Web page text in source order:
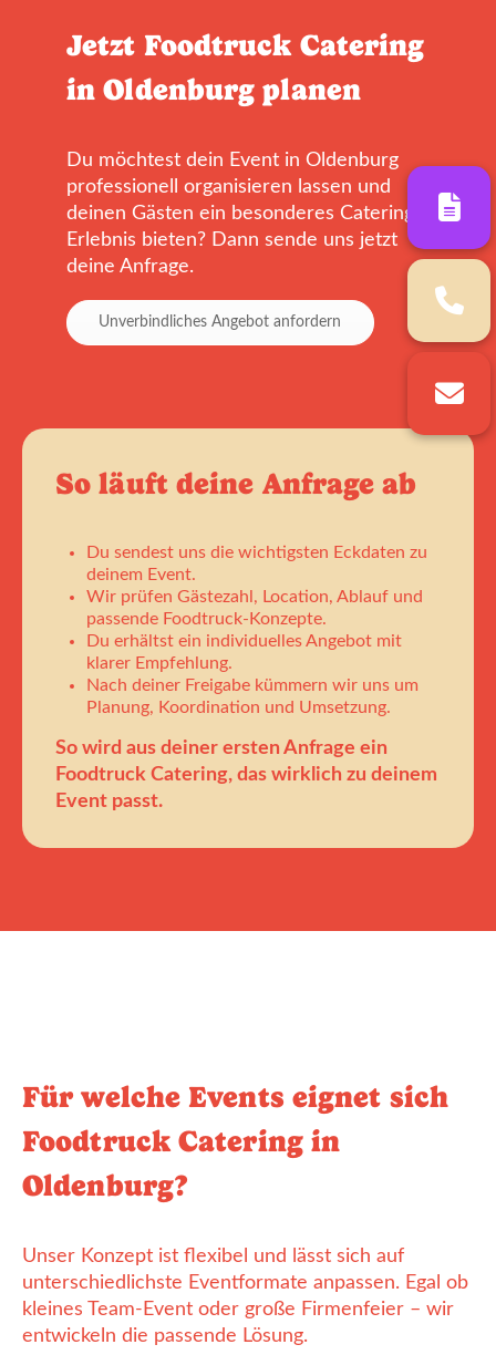
Jetzt Foodtruck Catering
in Oldenburg planen
Du möchtest dein Event in Oldenburg
professionell organisieren lassen und
deinen Gästen ein besonderes Catering-
Erlebnis bieten? Dann sende uns jetzt
deine Anfrage.
Unverbindliches Angebot anfordern
So läuft deine Anfrage ab
Du sendest uns die wichtigsten Eckdaten zu
deinem Event.
Wir prüfen Gästezahl, Location, Ablauf und
passende Foodtruck-Konzepte.
Du erhältst ein individuelles Angebot mit
klarer Empfehlung.
Nach deiner Freigabe kümmern wir uns um
Planung, Koordination und Umsetzung.
So wird aus deiner ersten Anfrage ein
Foodtruck Catering, das wirklich zu deinem
Event passt.
Für welche Events eignet sich
Foodtruck Catering in
Oldenburg?
Unser Konzept ist flexibel und lässt sich auf
unterschiedlichste Eventformate anpassen. Egal ob
kleines Team-Event oder große Firmenfeier – wir
entwickeln die passende Lösung.